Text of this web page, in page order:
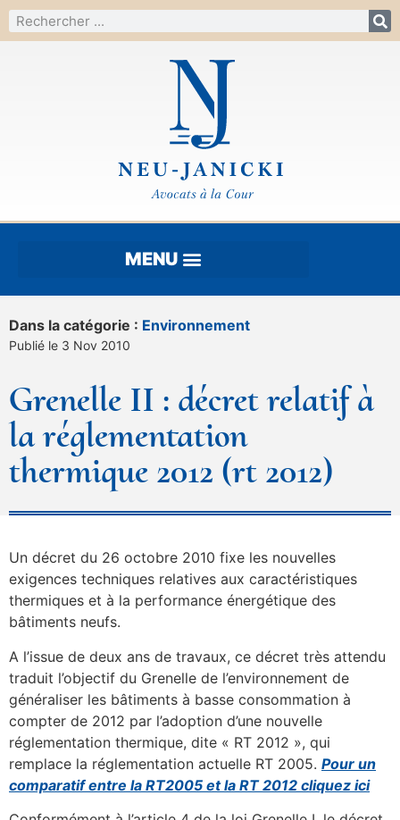
Dans la catégorie : Environnement
Publié le 3 Nov 2010
Grenelle II : décret relatif à
la réglementation
thermique 2012 (rt 2012)
Un décret du 26 octobre 2010 fixe les nouvelles
exigences techniques relatives aux caractéristiques
thermiques et à la performance énergétique des
bâtiments neufs.
A l’issue de deux ans de travaux, ce décret très attendu
traduit l’objectif du Grenelle de l’environnement de
généraliser les bâtiments à basse consommation à
compter de 2012 par l’adoption d’une nouvelle
réglementation thermique, dite « RT 2012 », qui
remplace la réglementation actuelle RT 2005. Pour un
comparatif entre la RT2005 et la RT 2012 cliquez ici